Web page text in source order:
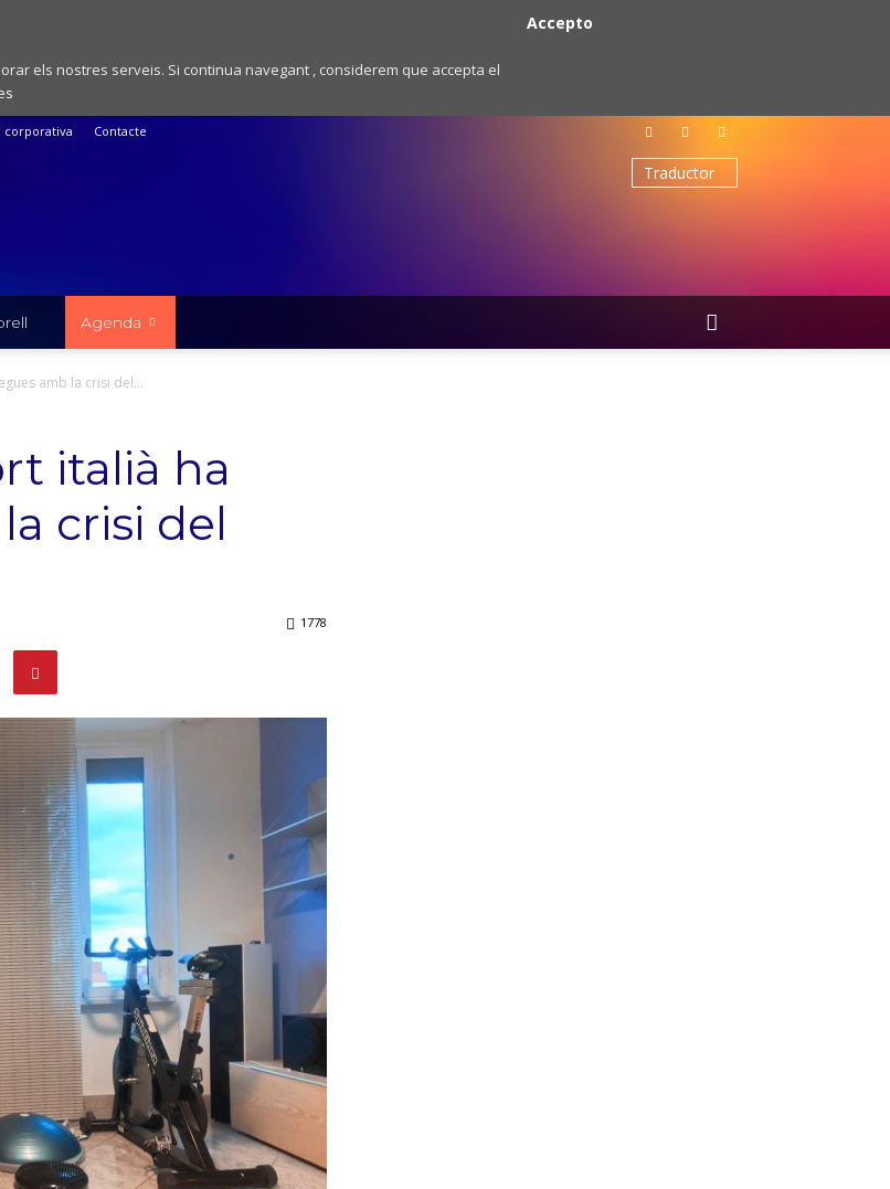
els nostres serveis. Si continua navegant , considerem que accepta el
Accepto
corporativa Contacte
Agenda
amb la crisi del...
italià ha
crisi del
1778